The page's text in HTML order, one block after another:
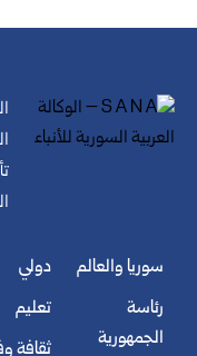
سوريا والعالم
رئاسة
الجمهورية
دولي
تعليم
ثقافة